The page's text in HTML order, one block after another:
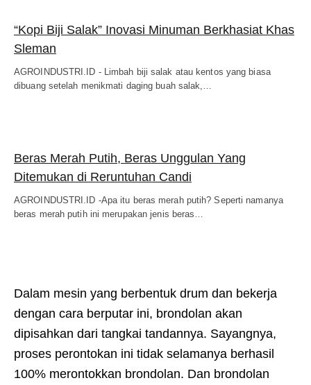
“Kopi Biji Salak” Inovasi Minuman Berkhasiat Khas
Sleman
AGROINDUSTRI.ID - Limbah biji salak atau kentos yang biasa
dibuang setelah menikmati daging buah salak,…
Beras Merah Putih, Beras Unggulan Yang
Ditemukan di Reruntuhan Candi
AGROINDUSTRI.ID -Apa itu beras merah putih? Seperti namanya
beras merah putih ini merupakan jenis beras…
Dalam mesin yang berbentuk drum dan bekerja
dengan cara berputar ini, brondolan akan
dipisahkan dari tangkai tandannya. Sayangnya,
proses perontokan ini tidak selamanya berhasil
100% merontokkan brondolan. Dan brondolan